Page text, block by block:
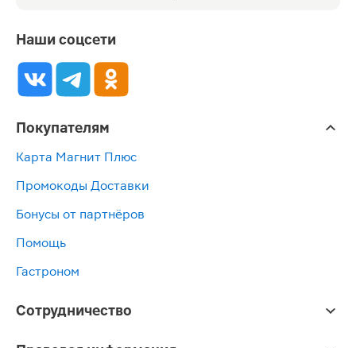
Наши соцсети
Покупателям
Карта Магнит Плюс
Промокоды Доставки
Бонусы от партнёров
Помощь
Гастроном
Сотрудничество